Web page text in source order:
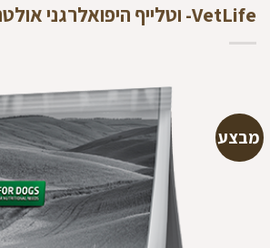
VetLife- וטלייף היפואלרגני אולטרה- 12 ק”ג
מבצע